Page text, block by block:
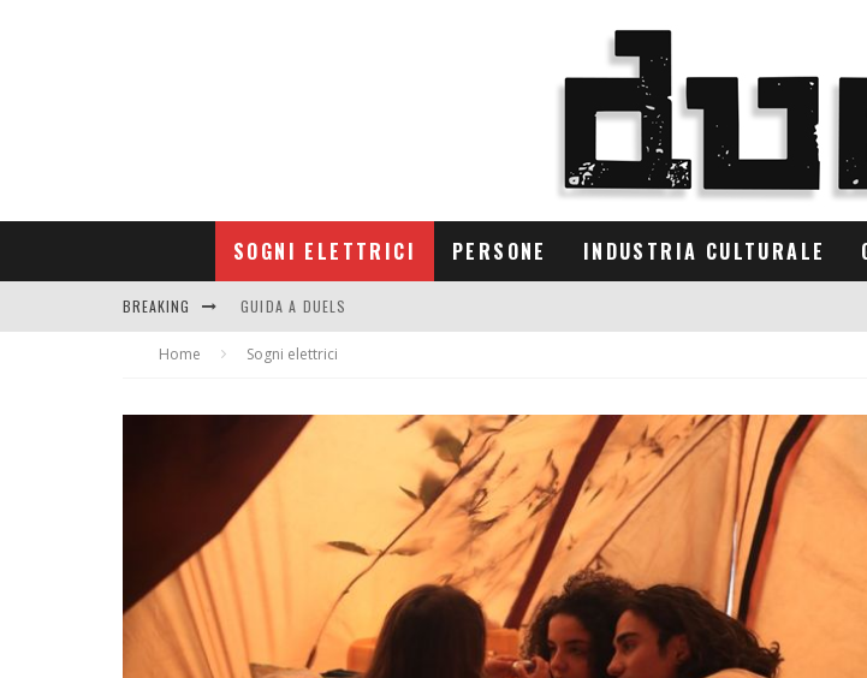
SOGNI ELETTRICI PERSONE INDUSTRIA CULTURALE
BREAKING GUIDA A DUELS
CONTRIBUTORS
Home Sogni elettrici